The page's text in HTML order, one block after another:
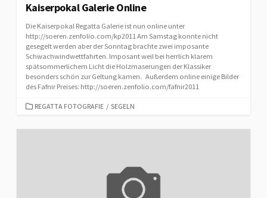
Kaiserpokal Galerie Online
Die Kaiserpokal Regatta Galerie ist nun online unter
http://soeren.zenfolio.com/kp2011 Am Samstag konnte nicht
gesegelt werden aber der Sonntag brachte zwei imposante
Schwachwindwettfahrten. Imposant weil bei herrlich klarem
spätsommerlichem Licht die Holzmaserungen der Klassiker
besonders schön zur Geltung kamen. Außerdem online einige Bilder
des Fafnir Preises: http://soeren.zenfolio.com/fafnir2011
CATEGORIES
REGATTA FOTOGRAFIE / SEGELN